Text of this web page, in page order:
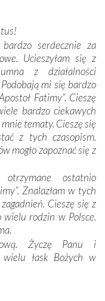
swoją opieką
nacje, które
która zawierza
wierności Bogu i
Trudne momenty w
przypominają o
duszę i o łaskę
pomyślność –
owocuje
prawdy
opowieści
i wodzach,
losach grzesznych
reprezentanci
uczestnik
– już 94.
serdecznie za
Ucieszyłam się z
z działalności
mi się bardzo
Fatimy”. Cieszę
bardzo ciekawych
tematy. Cieszę się
z tych czasopism.
mogło zapoznać się z
ostatnio
Znalazłam w tych
Cieszę się z
wielu rodzin w Polsce.
Życzę Panu i
łask Bożych w